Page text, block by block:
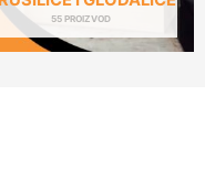
55 PROIZVOD